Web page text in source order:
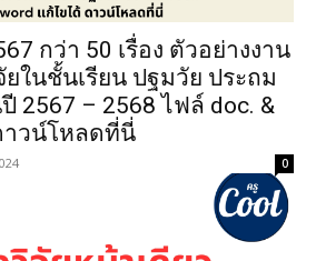
กว่า 50 เรื่อง ตัวอย่างงาน
ในชั้นเรียน ปฐมวัย ประถม
2567 – 2568 ไฟล์ doc. &
าวน์โหลดที่นี่
0